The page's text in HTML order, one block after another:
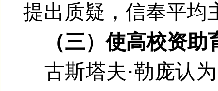
提出质疑，信奉平均
（三）使高校资
古斯塔夫·勒庞认